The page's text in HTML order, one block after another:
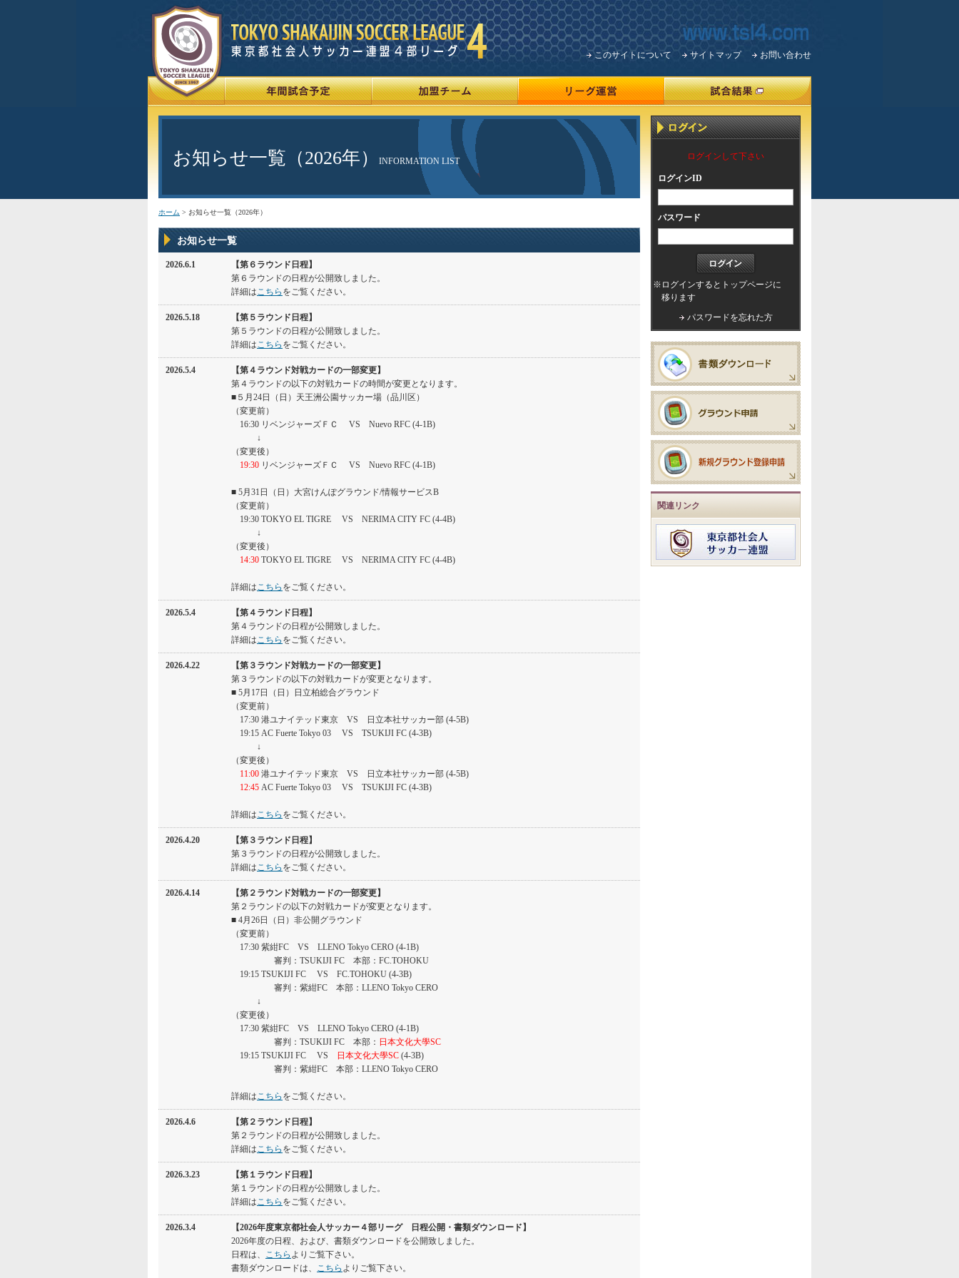
このサイトについて サイトマップ お問い合わせ
お知らせ一覧（2026年） INFORMATION LIST
ホーム > お知らせ一覧（2026年）
お知らせ一覧
2026.6.1
【第６ラウンド日程】
第６ラウンドの日程が公開致しました。
詳細はこちら をご覧ください。
2026.5.18
【第５ラウンド日程】
第５ラウンドの日程が公開致しました。
詳細はこちら をご覧ください。
2026.5.4
【第４ラウンド対戦カードの一部変更】
第４ラウンドの以下の対戦カードの時間が変更となります。
■５月24日（日）天王洲公園サッカー場（品川区）
（変更前）
16:30 リベンジャーズＦＣ VS Nuevo RFC (4-1B)
↓
（変更後）
19:30 リベンジャーズＦＣ VS Nuevo RFC (4-1B)
■ 5月31日（日）大宮けんぽグラウンド/情報サービスB
（変更前）
19:30 TOKYO EL TIGRE VS NERIMA CITY FC (4-4B)
↓
（変更後）
14:30 TOKYO EL TIGRE VS NERIMA CITY FC (4-4B)
詳細はこちら をご覧ください。
2026.5.4
【第４ラウンド日程】
第４ラウンドの日程が公開致しました。
詳細はこちら をご覧ください。
2026.4.22
【第３ラウンド対戦カードの一部変更】
第３ラウンドの以下の対戦カードが変更となります。
■ 5月17日（日）日立柏総合グラウンド
（変更前）
17:30 港ユナイテッド東京 VS 日立本社サッカー部 (4-5B)
19:15 AC Fuerte Tokyo 03 VS TSUKIJI FC (4-3B)
↓
（変更後）
11:00 港ユナイテッド東京 VS 日立本社サッカー部 (4-5B)
12:45 AC Fuerte Tokyo 03 VS TSUKIJI FC (4-3B)
詳細はこちら をご覧ください。
2026.4.20
【第３ラウンド日程】
第３ラウンドの日程が公開致しました。
詳細はこちら をご覧ください。
2026.4.14
【第２ラウンド対戦カードの一部変更】
第２ラウンドの以下の対戦カードが変更となります。
■ 4月26日（日）非公開グラウンド
（変更前）
17:30 紫紺FC VS LLENO Tokyo CERO (4-1B)
審判：TSUKIJI FC 本部：FC.TOHOKU
19:15 TSUKIJI FC VS FC.TOHOKU (4-3B)
審判：紫紺FC 本部：LLENO Tokyo CERO
↓
（変更後）
17:30 紫紺FC VS LLENO Tokyo CERO (4-1B)
審判：TSUKIJI FC 本部： 日本文化大學SC
19:15 TSUKIJI FC VS
日本文化大學SC (4-3B)
審判：紫紺FC 本部：LLENO Tokyo CERO
詳細はこちら をご覧ください。
2026.4.6
【第２ラウンド日程】
第２ラウンドの日程が公開致しました。
詳細はこちら をご覧ください。
2026.3.23
【第１ラウンド日程】
第１ラウンドの日程が公開致しました。
詳細はこちら をご覧ください。
2026.3.4
【2026年度東京都社会人サッカー４部リーグ 日程公開・書類ダウンロード】
2026年度の日程、および、書類ダウンロードを公開致しました。
日程は、 こちら よりご覧下さい。
書類ダウンロードは、 こちら よりご覧下さい。
ログインして下さい
ログインID
パスワード
※ログインするとトップページに
移ります
パスワードを忘れた方
関連リンク